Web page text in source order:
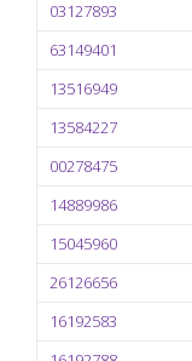
03127893
63149401
13516949
13584227
00278475
14889986
15045960
26126656
16192583